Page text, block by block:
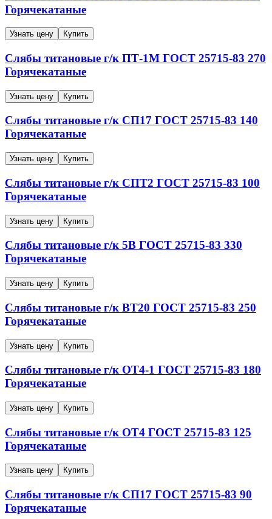
Горячекатаные
Узнать цену Купить
Слябы титановые г/к ПТ-1М ГОСТ 25715-83 270
Горячекатаные
Узнать цену Купить
Слябы титановые г/к СП17 ГОСТ 25715-83 140
Горячекатаные
Узнать цену Купить
Слябы титановые г/к СПТ2 ГОСТ 25715-83 100
Горячекатаные
Узнать цену Купить
Слябы титановые г/к 5В ГОСТ 25715-83 330
Горячекатаные
Узнать цену Купить
Слябы титановые г/к ВТ20 ГОСТ 25715-83 250
Горячекатаные
Узнать цену Купить
Слябы титановые г/к ОТ4-1 ГОСТ 25715-83 180
Горячекатаные
Узнать цену Купить
Слябы титановые г/к ОТ4 ГОСТ 25715-83 125
Горячекатаные
Узнать цену Купить
Слябы титановые г/к СП17 ГОСТ 25715-83 90
Горячекатаные